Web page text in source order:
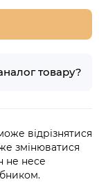
товару?
відрізнятися
змінюватися
не несе